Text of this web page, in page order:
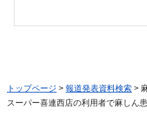
トップページ > 報道発表資料検索 >
スーパー喜連西店の利用者で麻しん